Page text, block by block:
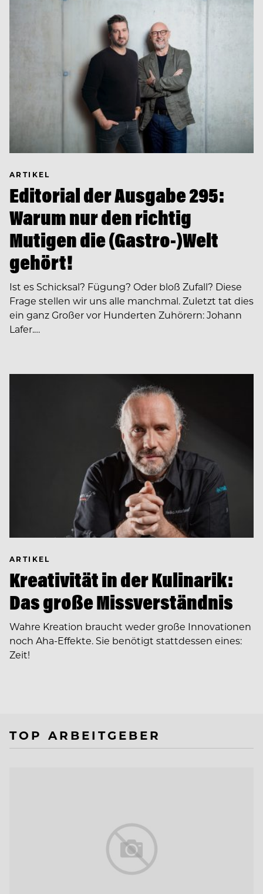
ARTIKEL
Editorial der Ausgabe 295:
Warum nur den richtig
Mutigen die (Gastro-)Welt
gehört!
Ist es Schicksal? Fügung? Oder bloß Zufall? Diese
Frage stellen wir uns alle manchmal. Zuletzt tat dies
ein ganz Großer vor Hunderten Zuhörern: Johann
Lafer.…
ARTIKEL
Kreativität in der Kulinarik:
Das große Missverständnis
Wahre Kreation braucht weder große Innovationen
noch Aha-Effekte. Sie benötigt stattdessen eines:
Zeit!
TOP ARBEITGEBER